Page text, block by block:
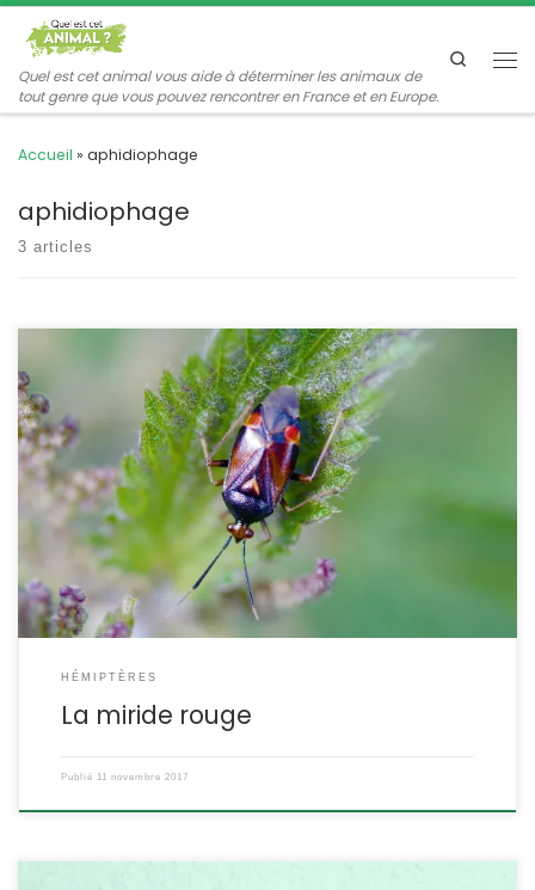
Passer au contenu
Quel est cet animal vous aide à déterminer les animaux de
tout genre que vous pouvez rencontrer en France et en Europe.
Search
Accueil » aphidiophage
aphidiophage
3 articles
Cette petite punaise très commune sur les orties ou la ronce
existe sous deux formes, l’une orangée et l’autre noire. Elle se
nourrit principalement de pucerons et de larves d’insectes.
Deraeocoris ruber Linnaeus,1758 POSITION SYSTÉMATIQUE : Insecte
Hémiptère Hétéroptère Famille des Miridae ETYMOLOGIE :
Deraeocoris signifie « punaise à collier » Et ruber veut dire « rouge
HÉMIPTÈRES
La miride rouge
Publié 11 novembre 2017